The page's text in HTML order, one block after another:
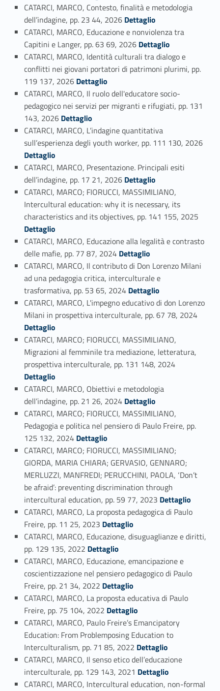
CATARCI, MARCO, Contesto, finalità e metodologia
dell’indagine, pp. 23 44, 2026 Link identifier #identifier_person_45317-81
Dettaglio
CATARCI, MARCO, Educazione e nonviolenza tra
Capitini e Langer, pp. 63 69, 2026 Link identifier #identifier_person_146357-82
Dettaglio
CATARCI, MARCO, Identità culturali tra dialogo e
conflitti nei giovani portatori di patrimoni plurimi, pp.
119 137, 2026 Link identifier #identifier_person_124063-83
Dettaglio
CATARCI, MARCO, Il ruolo dell'educatore socio-
pedagogico nei servizi per migranti e rifugiati, pp. 131
143, 2026 Link identifier #identifier_person_193280-84
Dettaglio
CATARCI, MARCO, L’indagine quantitativa
sull’esperienza degli youth worker, pp. 111 130, 2026
Dettaglio
CATARCI, MARCO, Presentazione. Principali esiti
dell’indagine, pp. 17 21, 2026 Link identifier #identifier_person_7660-86
Dettaglio
CATARCI, MARCO; FIORUCCI, MASSIMILIANO,
Intercultural education: why it is necessary, its
characteristics and its objectives, pp. 141 155, 2025
Dettaglio
CATARCI, MARCO, Educazione alla legalità e contrasto
delle mafie, pp. 77 87, 2024 Link identifier #identifier_person_141097-88
Dettaglio
CATARCI, MARCO, Il contributo di Don Lorenzo Milani
ad una pedagogia critica, interculturale e
trasformativa, pp. 53 65, 2024 Link identifier #identifier_person_142639-89
Dettaglio
CATARCI, MARCO, L'impegno educativo di don Lorenzo
Milani in prospettiva interculturale, pp. 67 78, 2024
Dettaglio
CATARCI, MARCO; FIORUCCI, MASSIMILIANO,
Migrazioni al femminile tra mediazione, letteratura,
prospettiva interculturale, pp. 131 148, 2024
Dettaglio
CATARCI, MARCO, Obiettivi e metodologia
dell’indagine, pp. 21 26, 2024 Link identifier #identifier_person_102588-92
Dettaglio
CATARCI, MARCO; FIORUCCI, MASSIMILIANO,
Pedagogia e politica nel pensiero di Paulo Freire, pp.
125 132, 2024 Link identifier #identifier_person_121866-93
Dettaglio
CATARCI, MARCO; FIORUCCI, MASSIMILIANO;
GIORDA, MARIA CHIARA; GERVASIO, GENNARO;
MERLUZZI, MANFREDI; PERUCCHINI, PAOLA, ‘Don’t
be afraid’: preventing discrimination through
intercultural education, pp. 59 77, 2023 Link identifier #identifier_person_31152-94
Dettaglio
CATARCI, MARCO, La proposta pedagogica di Paulo
Freire, pp. 11 25, 2023 Link identifier #identifier_person_95574-95
Dettaglio
CATARCI, MARCO, Educazione, disuguaglianze e diritti,
pp. 129 135, 2022 Link identifier #identifier_person_158441-96
Dettaglio
CATARCI, MARCO, Educazione, emancipazione e
coscientizzazione nel pensiero pedagogico di Paulo
Freire, pp. 21 34, 2022 Link identifier #identifier_person_59347-97
Dettaglio
CATARCI, MARCO, La proposta educativa di Paulo
Freire, pp. 75 104, 2022 Link identifier #identifier_person_133136-98
Dettaglio
CATARCI, MARCO, Paulo Freire’s Emancipatory
Education: From Problemposing Education to
Interculturalism, pp. 71 85, 2022 Link identifier #identifier_person_114404-99
Dettaglio
CATARCI, MARCO, Il senso etico dell’educazione
interculturale, pp. 129 143, 2021 Link identifier #identifier_person_55265-100
Dettaglio
CATARCI, MARCO, Intercultural education, non-formal